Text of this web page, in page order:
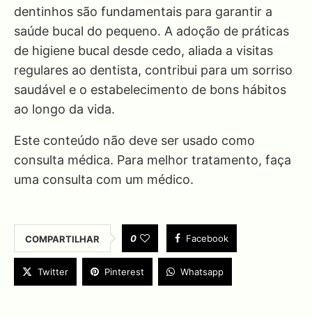
dentinhos são fundamentais para garantir a
saúde bucal do pequeno. A adoção de práticas
de higiene bucal desde cedo, aliada a visitas
regulares ao dentista, contribui para um sorriso
saudável e o estabelecimento de bons hábitos
ao longo da vida.
Este conteúdo não deve ser usado como
consulta médica. Para melhor tratamento, faça
uma consulta com um médico.
COMPARTILHAR 0 Facebook
Twitter Pinterest Whatsapp